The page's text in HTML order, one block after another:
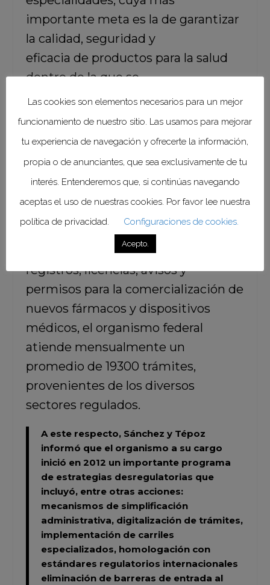
importante meta es la de garantizar
la calidad, seguridad y
eficacia de productos para la salud
dentro de la que se
incluyen medicamentos, productos
biológicos y dispositivos médicos, y
otros insumos relacionados.
realización de los procedimientos
que conduzcan a la obtención de
registros, licencias, avisos y
permisos para la comercialización de
nuevos fármacos y dispositivos
médicos, el organismo federal
atiende mensualmente un
promedio de 19300 trámites,
provenientes de los diversos
sectores regulados.
A este respecto, Sánchez y Tépoz
informó que el organismo a su cargo
inició en 2012 un importante programa
de estrategias desregulatorias que
incluyó, entre otras acciones:
mecanismos de simplificación
administrativa, digitalización de trámites,
implementación de carriles
especializados, homologación con
estándares regulatorios internacionales
eliminación de barreras de entrada al
Las cookies son elementos necesarios para un mejor
funcionamiento de nuestro sitio. Las usamos para mejorar
tu experiencia de navegación y ofrecerte la información,
propia o de anunciantes, que sea exclusivamente de tu
interés. Entenderemos que, si continúas navegando
aceptas el uso de nuestras cookies. Por favor lee nuestra
política de privacidad.
Configuraciones de cookies.
Acepto.